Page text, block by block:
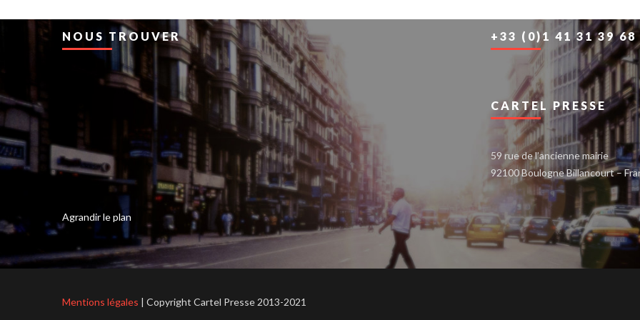
NOUS TROUVER
Agrandir le plan
+33 (0)1 41 31 39 68
CARTEL PRESSE
59 rue de l’ancienne mairie
92100 Boulogne Billancourt –
Mentions légales | Copyright Cartel Presse 2013-2021